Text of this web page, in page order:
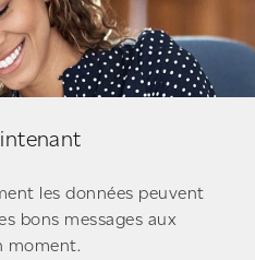
les données peuvent
bons messages aux
moment.